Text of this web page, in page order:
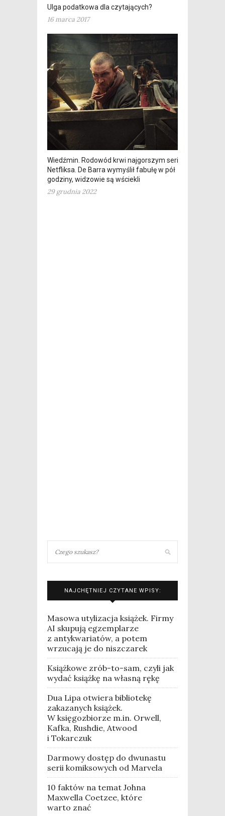
Ulga podatkowa dla czytających?
16 marca 2017
Wiedźmin. Rodowód krwi najgorszym serialem
Netfliksa. De Barra wymyślił fabułę w pół
godziny, widzowie są wściekli
29 grudnia 2022
NAJCHĘTNIEJ CZYTANE WPISY:
Masowa utylizacja książek. Firmy
AI skupują egzemplarze
z antykwariatów, a potem
wrzucają je do niszczarek
Książkowe zrób-to-sam, czyli jak
wydać książkę na własną rękę
Dua Lipa otwiera bibliotekę
zakazanych książek.
W księgozbiorze m.in. Orwell,
Kafka, Rushdie, Atwood
i Tokarczuk
Darmowy dostęp do dwunastu
serii komiksowych od Marvela
10 faktów na temat Johna
Maxwella Coetzee, które
warto znać